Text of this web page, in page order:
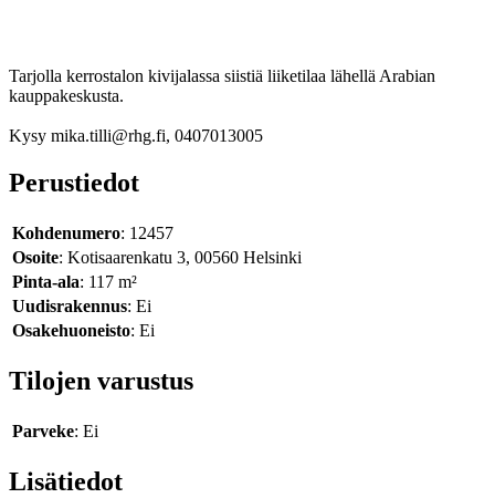
Tarjolla kerrostalon kivijalassa siistiä liiketilaa lähellä Arabian
kauppakeskusta.
Kysy mika.tilli@rhg.fi, 0407013005
Perustiedot
Kohdenumero: 12457
Osoite: Kotisaarenkatu 3, 00560 Helsinki
Pinta-ala: 117 m²
Uudisrakennus: Ei
Osakehuoneisto: Ei
Tilojen varustus
Parveke: Ei
Lisätiedot